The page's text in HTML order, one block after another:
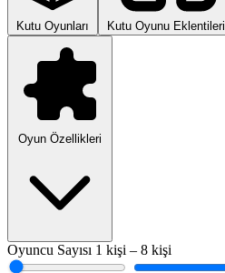
Kutu Oyunları Kutu Oyunu Eklentileri
Oyun Özellikleri
Oyuncu Sayısı 1 kişi – 8 kişi